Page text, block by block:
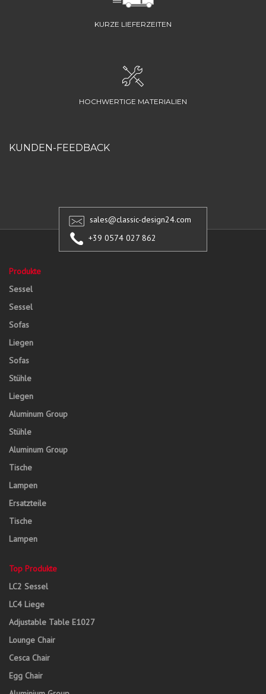
KURZE LIEFERZEITEN
HOCHWERTIGE MATERIALIEN
KUNDEN-FEEDBACK
sales@classic-design24.com
+39 0574 027 862
Produkte
Sessel
Sessel
Sofas
Liegen
Sofas
Stühle
Liegen
Aluminum Group
Stühle
Aluminum Group
Tische
Lampen
Ersatzteile
Tische
Lampen
Top Produkte
LC2 Sessel
LC4 Liege
Adjustable Table E1027
Lounge Chair
Cesca Chair
Egg Chair